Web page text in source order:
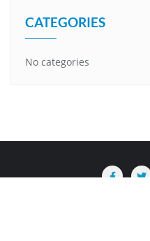
CATEGORIES
No categories